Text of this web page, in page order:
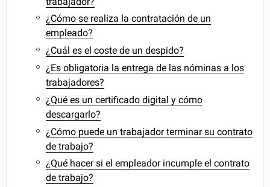
¿Cómo se realiza la contratación de un
empleado?
¿Cuál es el coste de un despido?
¿Es obligatoria la entrega de las nóminas a los
trabajadores?
¿Qué es un certificado digital y cómo
descargarlo?
¿Cómo puede un trabajador terminar su contrato
de trabajo?
¿Qué hacer si el empleador incumple el contrato
de trabajo?